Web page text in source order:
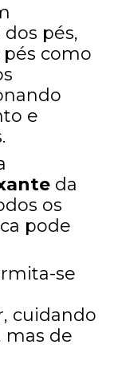
pés,
como
e
da
os
pode
se
cuidando
mas de